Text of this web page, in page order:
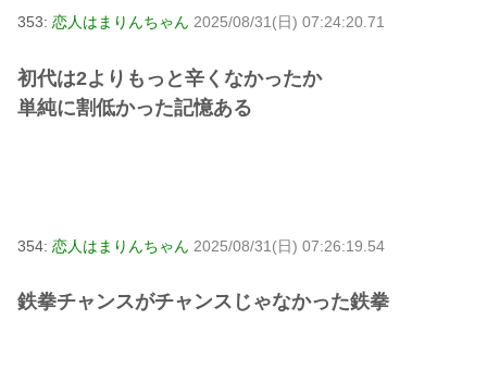
353: 恋人はまりんちゃん 2025/08/31(日) 07:24:20.71
初代は2よりもっと辛くなかったか
単純に割低かった記憶ある
354: 恋人はまりんちゃん 2025/08/31(日) 07:26:19.54
鉄拳チャンスがチャンスじゃなかった鉄拳